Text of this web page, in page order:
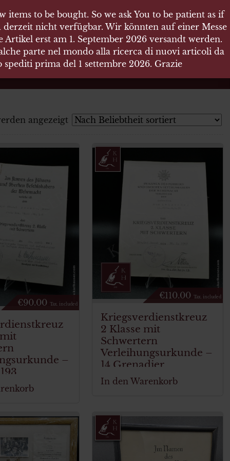
angezeigt
€90.00 Tax. included
–
€110.00 Tax. included
Kriegsverdienstkreuz
2 Klasse mit
Schwertern
Verleihungsurkunde –
14 Grenadier
Regiment 32
In den Warenkorb
to be bought. So we ask You to be patient as if
derzeit nicht verfügbar. Wir könnten auf einer Messe
erst am 1. September 2026 versandt werden.
parte nel mondo alla ricerca di nuovi articoli da
prima del 1 settembre 2026. Grazie